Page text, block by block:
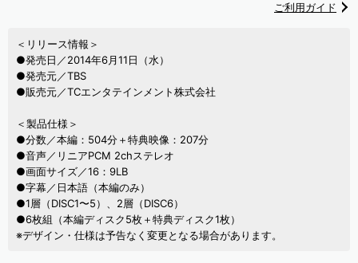
ご利用ガイド
＜リリース情報＞
●発売日／2014年6月11日（水）
●発売元／TBS
●販売元／TCエンタテインメント株式会社
＜製品仕様＞
●分数／本編：504分＋特典映像：207分
●音声／リニアPCM 2chステレオ
●画面サイズ／16：9LB
●字幕／日本語（本編のみ）
●1層（DISC1〜5）、2層（DISC6）
●6枚組（本編ディスク5枚＋特典ディスク1枚）
※デザイン・仕様は予告なく変更となる場合があります。